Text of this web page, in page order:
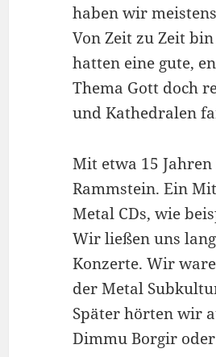
haben wir
Von Zeit zu Zeit
hatten eine gute,
Thema Gott doch
und Kathedralen
Mit etwa 15
Rammstein. Ein
Metal CDs, wie
Wir ließen uns
Konzerte. Wir
der Metal
Später hörten wir
Dimmu Borgir